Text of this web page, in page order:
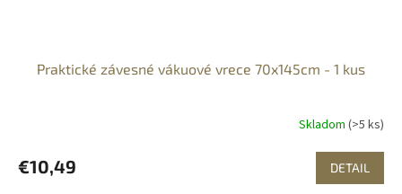
Praktické závesné vákuové vrece 70x145cm - 1 kus
Skladom (>5 ks)
€10,49 DETAIL